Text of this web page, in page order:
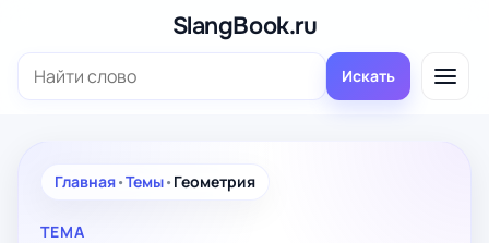
содержимому
SlangBook.ru
Поиск: Искать
Главная•Темы• Геометрия
ТЕМА